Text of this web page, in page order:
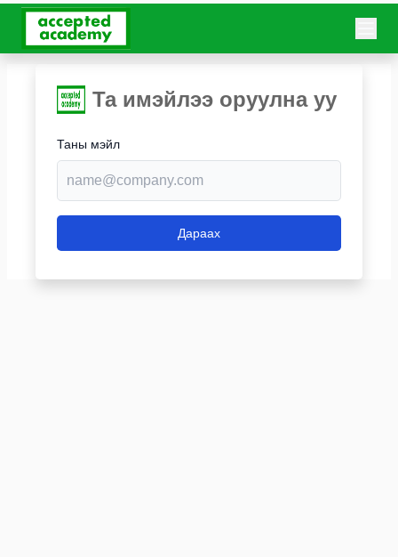
Та имэйлээ оруулна уу
Таны мэйл
Дараах